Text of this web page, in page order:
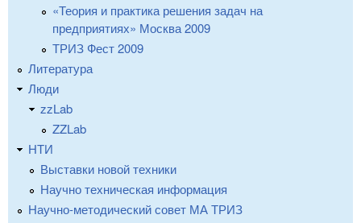
«Теория и практика решения задач на
предприятиях» Москва 2009
ТРИЗ Фест 2009
Литература
Люди
zzLab
ZZLab
НТИ
Выставки новой техники
Научно техническая информация
Научно-методический совет МА ТРИЗ